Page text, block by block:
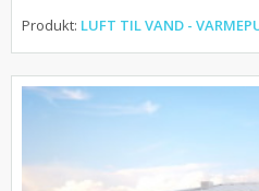
Produkt: LUFT TIL VAND -